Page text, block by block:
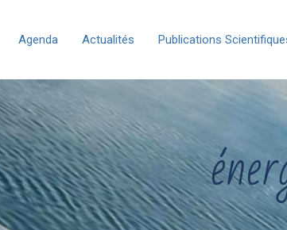
Agenda Actualités Publications